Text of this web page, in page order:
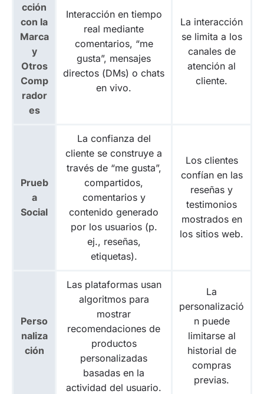
cción
con la
Marca
y
Otros
Comp
rador
es
Interacción en tiempo
real mediante
comentarios, “me
gusta”, mensajes
directos (DMs) o chats
en vivo.
La interacción
se limita a los
canales de
atención al
cliente.
Prueb
a
Social
La confianza del
cliente se construye a
través de “me gusta”,
compartidos,
comentarios y
contenido generado
por los usuarios (p.
ej., reseñas,
etiquetas).
Los clientes
confían en las
reseñas y
testimonios
mostrados en
los sitios web.
Perso
naliza
ción
Las plataformas usan
algoritmos para
mostrar
recomendaciones de
productos
personalizadas
basadas en la
actividad del usuario.
La
personalizació
n puede
limitarse al
historial de
compras
previas.